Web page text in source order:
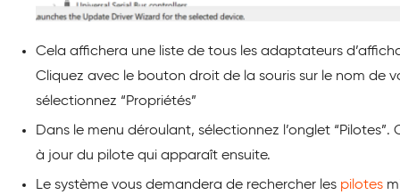
Cela affichera une liste de tous les adaptateurs
Cliquez avec le bouton droit de la souris sur le nom de
sélectionnez “Propriétés”
Dans le menu déroulant, sélectionnez l’onglet “Pilotes”.
à jour du pilote qui apparaît ensuite.
Le système vous demandera de rechercher les pilotes